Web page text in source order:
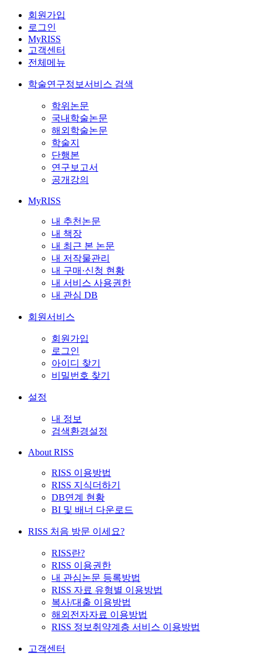
회원가입
로그인
MyRISS
고객센터
전체메뉴
학술연구정보서비스 검색
학위논문
국내학술논문
해외학술논문
학술지
단행본
연구보고서
공개강의
MyRISS
내 추천논문
내 책장
내 최근 본 논문
내 저작물관리
내 구매·신청 현황
내 서비스 사용권한
내 관심 DB
회원서비스
회원가입
로그인
아이디 찾기
비밀번호 찾기
설정
내 정보
검색환경설정
About RISS
RISS 이용방법
RISS 지식더하기
DB연계 현황
BI 및 배너 다운로드
RISS 처음 방문 이세요?
RISS란?
RISS 이용권한
내 관심논문 등록방법
RISS 자료 유형별 이용방법
복사/대출 이용방법
해외전자자료 이용방법
RISS 정보취약계층 서비스 이용방법
고객센터